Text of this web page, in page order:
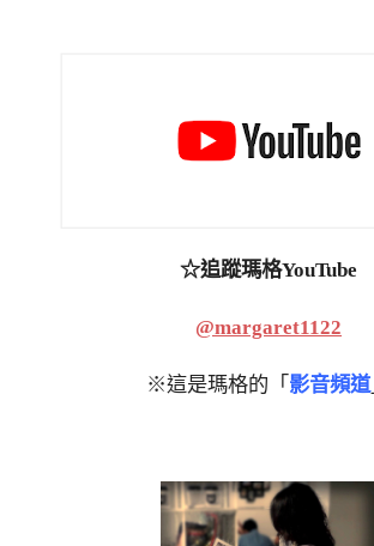
☆追蹤瑪格YouTube
@margaret1122
※這是瑪格的「 影音頻道